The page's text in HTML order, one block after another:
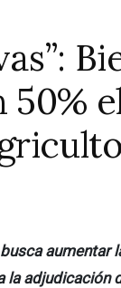
50%
aumentar
adjudicación